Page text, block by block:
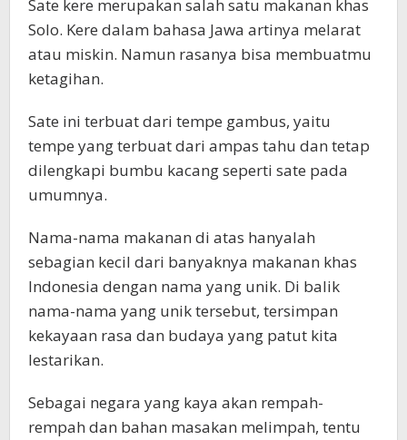
Sate kere merupakan salah satu makanan khas
Solo. Kere dalam bahasa Jawa artinya melarat
atau miskin. Namun rasanya bisa membuatmu
ketagihan.
Sate ini terbuat dari tempe gambus, yaitu
tempe yang terbuat dari ampas tahu dan tetap
dilengkapi bumbu kacang seperti sate pada
umumnya.
Nama-nama makanan di atas hanyalah
sebagian kecil dari banyaknya makanan khas
Indonesia dengan nama yang unik. Di balik
nama-nama yang unik tersebut, tersimpan
kekayaan rasa dan budaya yang patut kita
lestarikan.
Sebagai negara yang kaya akan rempah-
rempah dan bahan masakan melimpah, tentu